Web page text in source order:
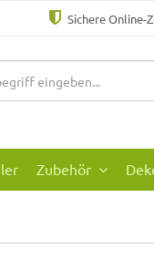
Sichere Online-
Zubehör